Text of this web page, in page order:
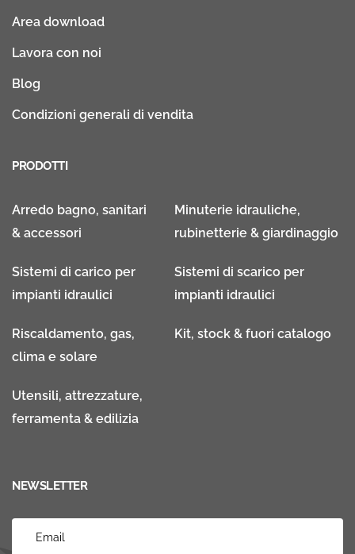
Area download
Lavora con noi
Blog
Condizioni generali di vendita
PRODOTTI
Arredo bagno, sanitari
& accessori
Minuterie idrauliche,
rubinetterie & giardinaggio
Sistemi di carico per
impianti idraulici
Sistemi di scarico per
impianti idraulici
Riscaldamento, gas,
clima e solare
Kit, stock & fuori catalogo
Utensili, attrezzature,
ferramenta & edilizia
NEWSLETTER